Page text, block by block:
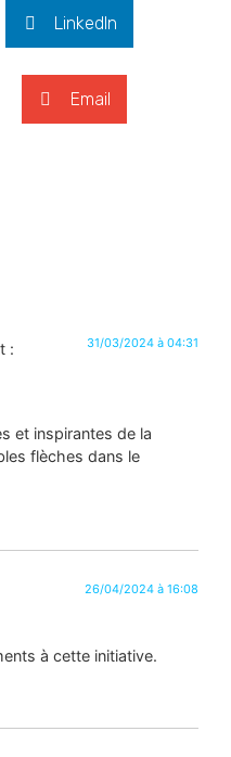
LinkedIn
Email
: 31/03/2024 à 04:31
et inspirantes de la
flèches dans le
26/04/2024 à 16:08
à cette initiative.